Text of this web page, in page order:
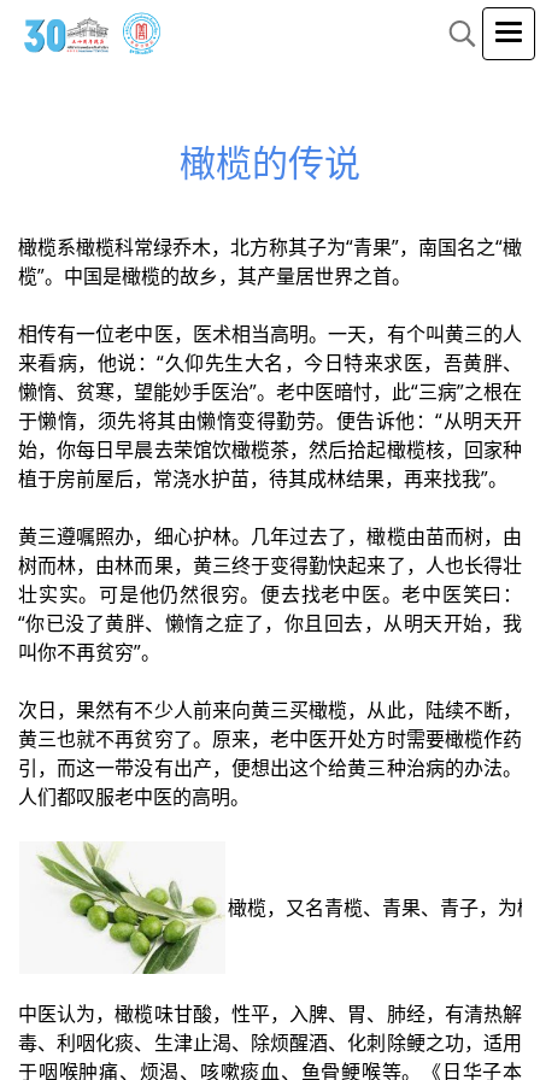
橄榄的传说
橄榄系橄榄科常绿乔木，北方称其子为“青果”，南国名之“橄
榄”。中国是橄榄的故乡，其产量居世界之首。
相传有一位老中医，医术相当高明。一天，有个叫黄三的人
来看病，他说：“久仰先生大名，今日特来求医，吾黄胖、
懒惰、贫寒，望能妙手医治”。老中医暗忖，此“三病”之根在
于懒惰，须先将其由懒惰变得勤劳。便告诉他：“从明天开
始，你每日早晨去荣馆饮橄榄茶，然后拾起橄榄核，回家种
植于房前屋后，常浇水护苗，待其成林结果，再来找我”。
黄三遵嘱照办，细心护林。几年过去了，橄榄由苗而树，由
树而林，由林而果，黄三终于变得勤快起来了，人也长得壮
壮实实。可是他仍然很穷。便去找老中医。老中医笑曰：
“你已没了黄胖、懒惰之症了，你且回去，从明天开始，我
叫你不再贫穷”。
次日，果然有不少人前来向黄三买橄榄，从此，陆续不断，
黄三也就不再贫穷了。原来，老中医开处方时需要橄榄作药
引，而这一带没有出产，便想出这个给黄三种治病的办法。
人们都叹服老中医的高明。
橄榄，又名青榄、青果、青子，为
中医认为，橄榄味甘酸，性平，入脾、胃、肺经，有清热解
毒、利咽化痰、生津止渴、除烦醒酒、化刺除鲠之功，适用
于咽喉肿痛、烦渴、咳嗽痰血、鱼骨鲠喉等。《日华子本